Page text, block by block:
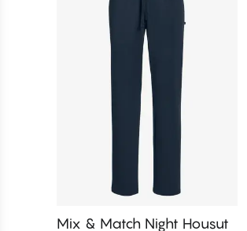
Mix & Match Night Housut